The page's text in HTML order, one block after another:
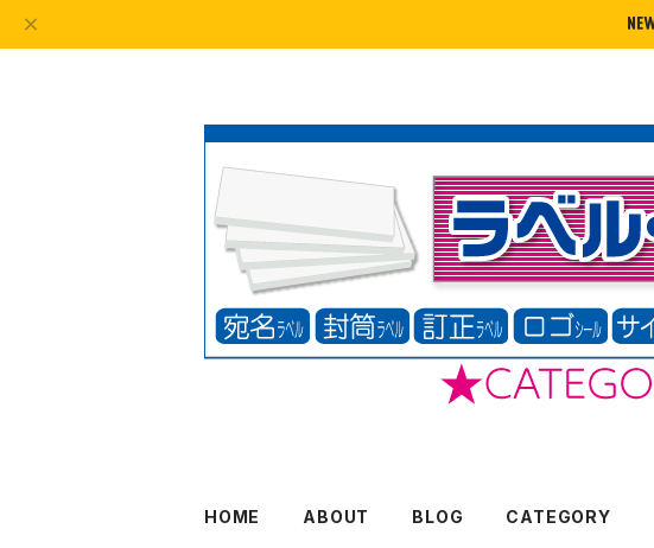
HOME ABOUT BLOG CATEGORY